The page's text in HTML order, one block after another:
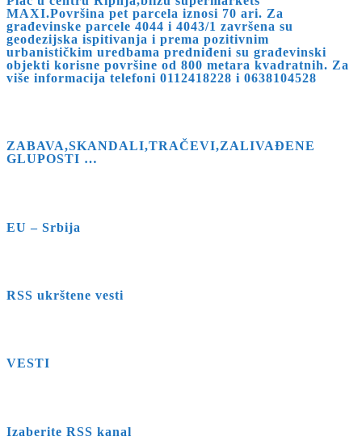
MAXI.Površina pet parcela iznosi 70 ari. Za
građevinske parcele 4044 i 4043/1 završena su
geodezijska ispitivanja i prema pozitivnim
urbanističkim uredbama predniđeni su građevinski
objekti korisne površine od 800 metara kvadratnih. Za
više informacija telefoni 0112418228 i 0638104528
ZABAVA,SKANDALI,TRAČEVI,ZALIVAĐENE
GLUPOSTI …
EU – Srbija
RSS ukrštene vesti
VESTI
Izaberite RSS kanal